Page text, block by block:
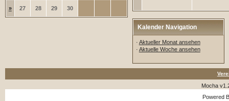
» 27 28 29 30
Kalender Navigation
· Aktueller Monat ansehen
· Aktuelle Woche ansehen
Mocha
Powered